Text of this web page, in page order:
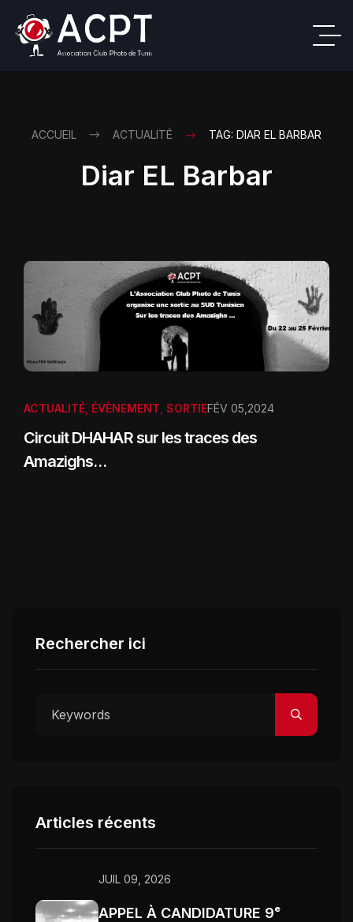
ACCUEIL ACTUALITÉ TAG: DIAR EL BARBAR
Diar EL Barbar
ACTUALITÉ ÉVÈNEMENT SORTIEFÉV 05,2024
Circuit DHAHAR sur les traces des
Amazighs…
Rechercher ici
Articles récents
JUIL 09, 2026
APPEL À CANDIDATURE 9ᵉ